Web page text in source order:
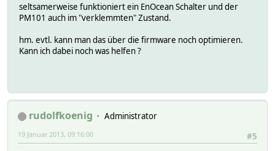
seltsamerweise funktioniert ein EnOcean Schalter und der
PM101 auch im "verklemmten" Zustand.
hm. evtl. kann man das über die firmware noch optimieren.
Kann ich dabei noch was helfen ?
rudolfkoenig
Administrator
#5
19 Januar 2013, 09:16:00